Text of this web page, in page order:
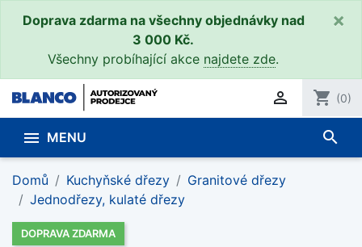
Doprava zdarma na všechny objednávky nad
3 000 Kč.
Všechny probíhající akce najdete zde.
×
 shopping_cart (0)
 MENU search
Domů Kuchyňské dřezy
Granitové dřezy
Jednodřezy, kulaté dřezy
DOPRAVA ZDARMA